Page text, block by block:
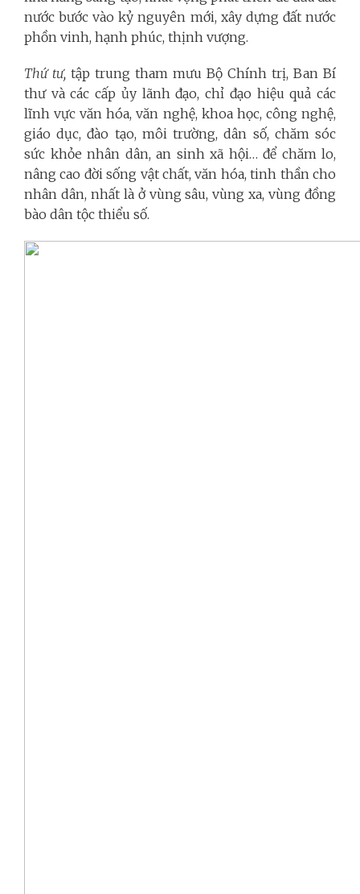
nước bước vào kỷ nguyên mới, xây dựng đất nước
phồn vinh, hạnh phúc, thịnh vượng.
Thứ tư, tập trung tham mưu Bộ Chính trị, Ban Bí
thư và các cấp ủy lãnh đạo, chỉ đạo hiệu quả các
lĩnh vực văn hóa, văn nghệ, khoa học, công nghệ,
giáo dục, đào tạo, môi trường, dân số, chăm sóc
sức khỏe nhân dân, an sinh xã hội… để chăm lo,
nâng cao đời sống vật chất, văn hóa, tinh thần cho
nhân dân, nhất là ở vùng sâu, vùng xa, vùng đồng
bào dân tộc thiểu số.